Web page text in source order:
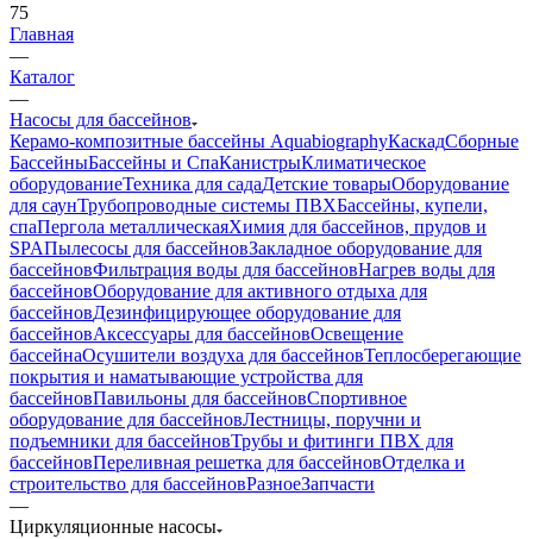
75
Главная
—
Каталог
—
Насосы для бассейнов
Керамо-композитные бассейны AquabiographyКаскадСборные
БассейныБассейны и СпаКанистрыКлиматическое
оборудованиеТехника для садаДетские товарыОборудование
для саунТрубопроводные системы ПВХБассейны, купели,
спаПергола металлическаяХимия для бассейнов, прудов и
SPAПылесосы для бассейновЗакладное оборудование для
бассейновФильтрация воды для бассейновНагрев воды для
бассейновОборудование для активного отдыха для
бассейновДезинфицирующее оборудование для
бассейновАксессуары для бассейновОсвещение
бассейнаОсушители воздуха для бассейновТеплосберегающие
покрытия и наматывающие устройства для
бассейновПавильоны для бассейновСпортивное
оборудование для бассейновЛестницы, поручни и
подъемники для бассейновТрубы и фитинги ПВХ для
бассейновПереливная решетка для бассейновОтделка и
строительство для бассейновРазноеЗапчасти
—
Циркуляционные насосы